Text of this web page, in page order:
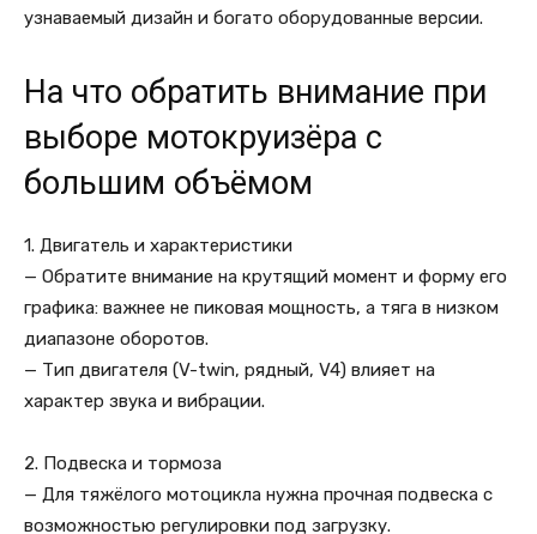
узнаваемый дизайн и богато оборудованные версии.
На что обратить внимание при
выборе мотокруизёра с
большим объёмом
1. Двигатель и характеристики
— Обратите внимание на крутящий момент и форму его
графика: важнее не пиковая мощность, а тяга в низком
диапазоне оборотов.
— Тип двигателя (V-twin, рядный, V4) влияет на
характер звука и вибрации.
2. Подвеска и тормоза
— Для тяжёлого мотоцикла нужна прочная подвеска с
возможностью регулировки под загрузку.